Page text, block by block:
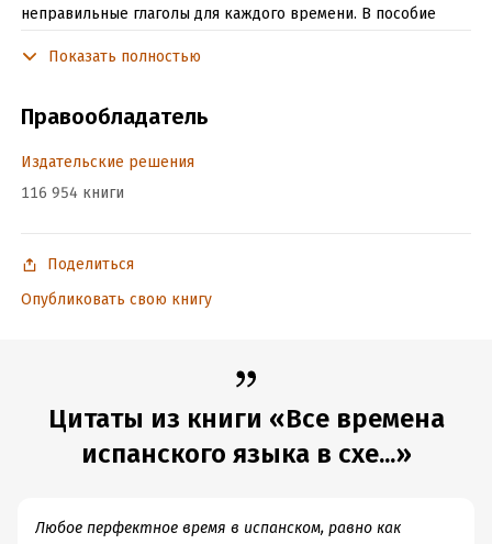
неправильные глаголы для каждого времени. В пособие
времени испанского языка и заучивания неправильных
Подробная информация
Объем: 25584
ISBN (EAN):9785448313806
Время на чтение: 1ч.
Показать полностью
Правообладатель
Издательские решения
116 954 книги
Поделиться
Опубликовать свою книгу
Цитаты из книги «Все времена
испанского языка в схе...»
Любое перфектное время в испанском, равно как